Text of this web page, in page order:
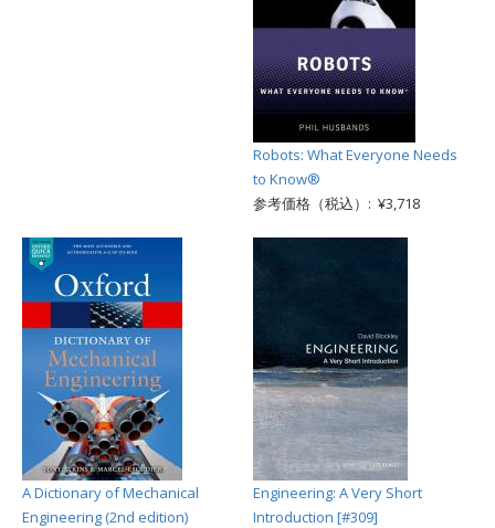
Robots: What Everyone Needs
to Know®
参考価格（税込）: ¥3,718
A Dictionary of Mechanical
Engineering (2nd edition)
Engineering: A Very Short
Introduction [#309]